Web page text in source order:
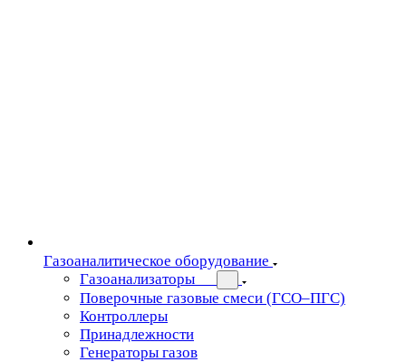
Газоаналитическое оборудование
Газоанализаторы
Поверочные газовые смеси (ГСО–ПГС)
Контроллеры
Принадлежности
Генераторы газов